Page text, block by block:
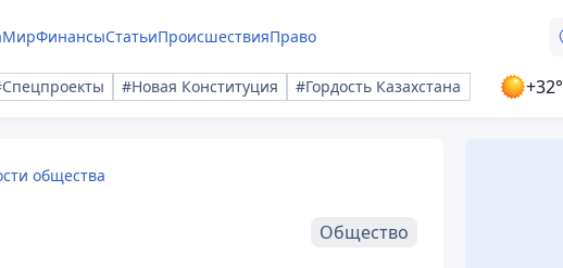
МирФинансыСтатьиПроисшествияПраво
#Новая Конституция #Гордость Казахстана +32°
общества
Общество